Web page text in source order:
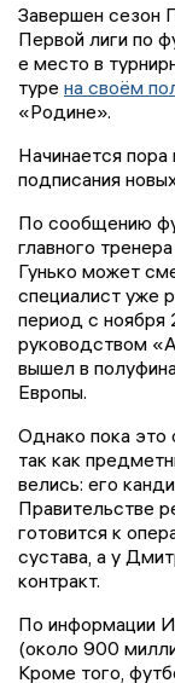
Завершен сезон
Первой лиги по
е место в
туре на своём
«Родине».
Начинается
подписания
По сообщению
главного
Гунько может
специалист уже
период с
руководством
вышел в
Европы.
Однако пока это
так как
велись: его
Правительстве
готовится к
сустава, а у
контракт.
По информации
(около 900
Кроме того,